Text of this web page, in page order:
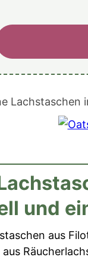
und
aus